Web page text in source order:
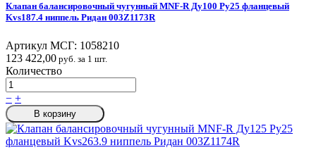
Клапан балансировочный чугунный MNF-R Ду100 Ру25 фланцевый
Kvs187.4 ниппель Ридан 003Z1173R
Артикул МСГ: 1058210
123 422,00 руб. за 1 шт.
Количество
− +
В корзину